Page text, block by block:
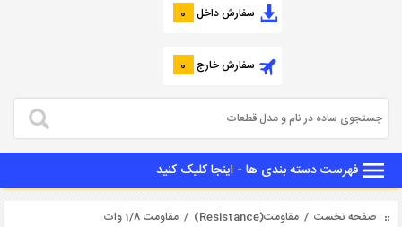
سفارش داخل 0
سفارش خارج 0
فهرست دسته بندی ها - اینجا کلیک کنید
صفحه نخست / مقاومت(Resistance) / مقاومت 1/8 وات